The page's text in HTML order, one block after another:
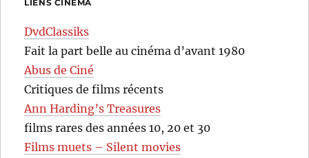
LIENS CINÉMA
DvdClassiks
Fait la part belle au cinéma d’avant 1980
Abus de Ciné
Critiques de films récents
Ann Harding’s Treasures
films rares des années 10, 20 et 30
Films muets – Silent movies